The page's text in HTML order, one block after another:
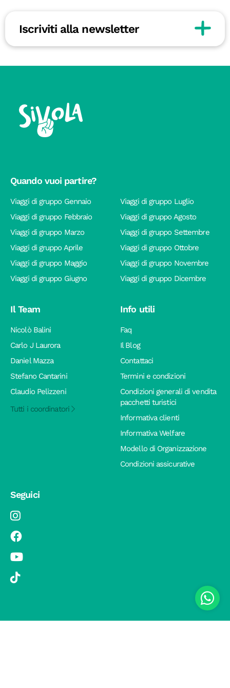
Iscriviti alla newsletter
Quando vuoi partire?
Viaggi di gruppo Gennaio
Viaggi di gruppo Febbraio
Viaggi di gruppo Marzo
Viaggi di gruppo Aprile
Viaggi di gruppo Maggio
Viaggi di gruppo Giugno
Viaggi di gruppo Luglio
Viaggi di gruppo Agosto
Viaggi di gruppo Settembre
Viaggi di gruppo Ottobre
Viaggi di gruppo Novembre
Viaggi di gruppo Dicembre
Il Team
Nicolò Balini
Carlo J Laurora
Daniel Mazza
Stefano Cantarini
Claudio Pelizzeni
Tutti i coordinatori
Info utili
Faq
Il Blog
Contattaci
Termini e condizioni
Condizioni generali di vendita
pacchetti turistici
Informativa clienti
Informativa Welfare
Modello di Organizzazione
Condizioni assicurative
Seguici